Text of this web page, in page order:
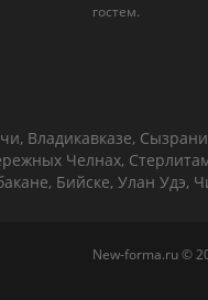
гостем.
Владикавказе,
Челнах,
Бийске, Улан Удэ,
New-forma.ru ©